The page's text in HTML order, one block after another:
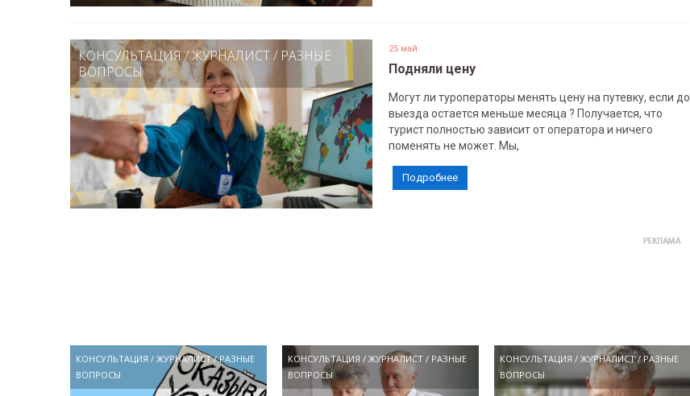
КОНСУЛЬТАЦИЯ/ЖУРНАЛИСТ/ РАЗНЫЕ
ВОПРОСЫ
25 май
Подняли цену
Могут ли туроператоры менять цену на путевку, если до
выезда остается меньше месяца ? Получается, что
турист полностью зависит от оператора и ничего
поменять не может. Мы,
Подробнее
КОНСУЛЬТАЦИЯ / ЖУРНАЛИСТ/РАЗНЫЕ
ВОПРОСЫ
КОНСУЛЬТАЦИЯ /ЖУРНАЛИСТ / РАЗНЫЕ
ВОПРОСЫ
КОНСУЛЬТАЦИЯ /ЖУРНАЛИСТ/ РАЗНЫЕ
ВОПРОСЫ